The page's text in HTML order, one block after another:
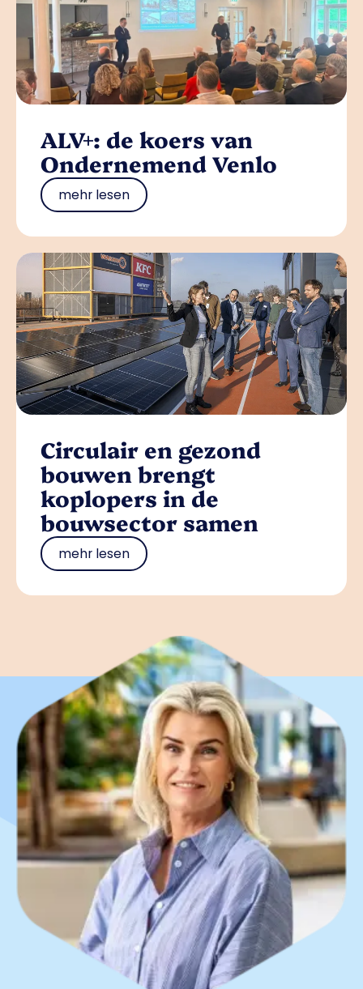
ALV+: de koers van
Ondernemend Venlo
mehr lesen
Circulair en gezond
bouwen brengt
koplopers in de
bouwsector samen
mehr lesen